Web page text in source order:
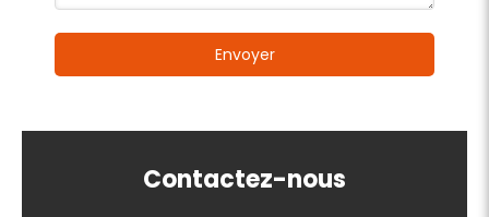
Envoyer
Contactez-nous